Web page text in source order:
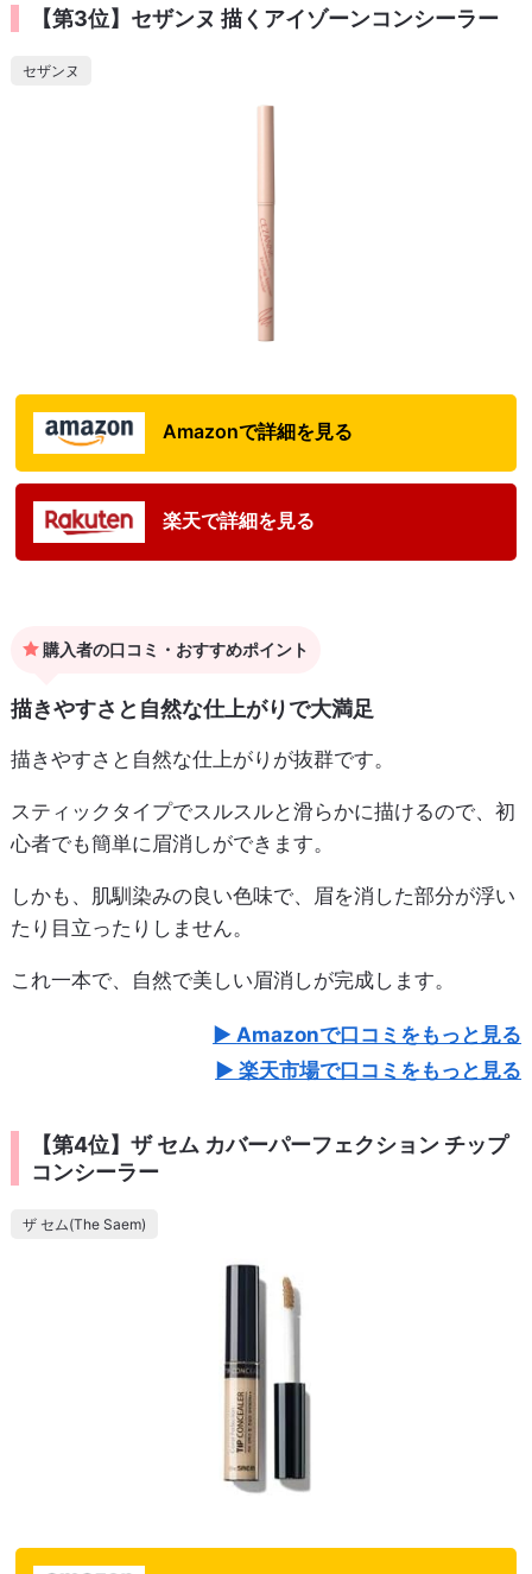
【第3位】セザンヌ 描くアイゾーンコンシーラー
セザンヌ
Amazonで詳細を見る
楽天で詳細を見る
購入者の口コミ・おすすめポイント
描きやすさと自然な仕上がりで大満足
描きやすさと自然な仕上がりが抜群です。
スティックタイプでスルスルと滑らかに描けるので、初
心者でも簡単に眉消しができます。
しかも、肌馴染みの良い色味で、眉を消した部分が浮い
たり目立ったりしません。
これ一本で、自然で美しい眉消しが完成します。
Amazonで口コミをもっと見る
楽天市場で口コミをもっと見る
【第4位】ザ セム カバーパーフェクション チップ
コンシーラー
ザ セム(The Saem)